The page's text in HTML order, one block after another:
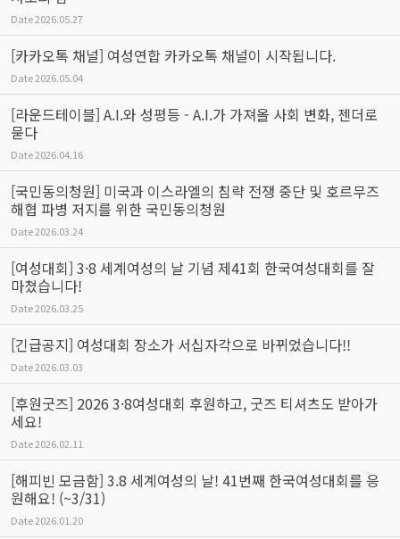
Date2026.05.27
[카카오톡 채널] 여성연합 카카오톡 채널이 시작됩니다.
Date2026.05.04
[라운드테이블] A.I.와 성평등 - A.I.가 가져올 사회 변화, 젠더로
묻다
Date2026.04.16
[국민동의청원] 미국과 이스라엘의 침략 전쟁 중단 및 호르무즈
해협 파병 저지를 위한 국민동의청원
Date2026.03.24
[여성대회] 3·8 세계여성의 날 기념 제41회 한국여성대회를 잘
마쳤습니다!
Date2026.03.25
[긴급공지] 여성대회 장소가 서십자각으로 바뀌었습니다!!
Date2026.03.03
[후원굿즈] 2026 3·8여성대회 후원하고, 굿즈 티셔츠도 받아가
세요!
Date2026.02.11
[해피빈 모금함] 3.8 세계여성의 날! 41번째 한국여성대회를 응
원해요! (~3/31)
Date2026.01.20